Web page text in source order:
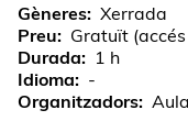
Gèneres Xerrada
Preu
Gratuït
Durada
1 h
Idioma
-
Organitzadors